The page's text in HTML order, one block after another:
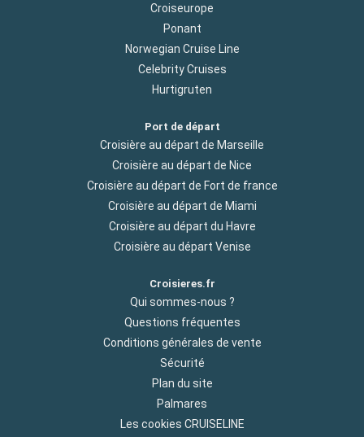
Croiseurope
Ponant
Norwegian Cruise Line
Celebrity Cruises
Hurtigruten
Port de départ
Croisière au départ de Marseille
Croisière au départ de Nice
Croisière au départ de Fort de france
Croisière au départ de Miami
Croisière au départ du Havre
Croisière au départ Venise
Croisieres.fr
Qui sommes-nous ?
Questions fréquentes
Conditions générales de vente
Sécurité
Plan du site
Palmares
Les cookies CRUISELINE